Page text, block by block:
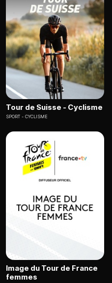
Tour de Suisse - Cyclisme
SPORT CYCLISME
Image du Tour de France
femmes